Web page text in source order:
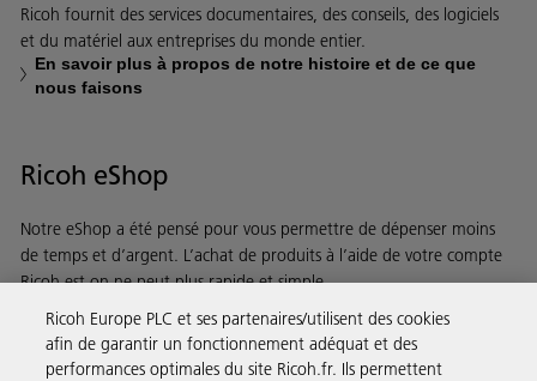
Ricoh fournit des services documentaires, des conseils, des logiciels
et du matériel aux entreprises du monde entier.
En savoir plus à propos de notre histoire et de ce que
nous faisons
Ricoh eShop
Notre eShop a été pensé pour vous permettre de dépenser moins
de temps et d’argent. L’achat de produits à l’aide de votre compte
Ricoh est on ne peut plus rapide et simple.
En savoir plus
Ricoh Europe PLC et ses partenaires/utilisent des cookies
afin de garantir un fonctionnement adéquat et des
performances optimales du site Ricoh.fr. Ils permettent